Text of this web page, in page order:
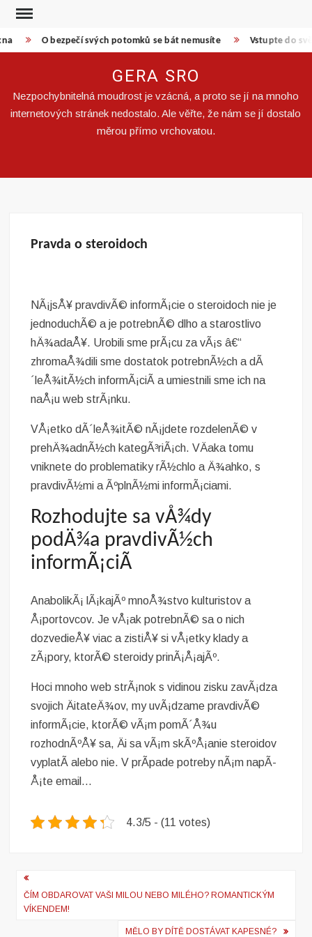
Skip
content
O bezpečí svých potomků se bát nemusíte Vstupte do
GERA SRO
Nezpochybnitelná moudrost je vzácná, a proto se jí na mnoho
internetových stránek nedostalo. Ale věřte, že nám se jí dostalo
měrou přímo vrchovatou.
Pravda o steroidoch
NÃ¡jsÅ¥ pravdivÃ© informÃ¡cie o steroidoch nie je
jednoduchÃ© a je potrebnÃ© dlho a starostlivo
hÄ¾adaÅ¥. Urobili sme prÃ¡cu za vÃ¡s â€“
zhromaÅ¾dili sme dostatok potrebnÃ½ch a dÃ
´leÅ¾itÃ½ch informÃ¡ciÃ­ a umiestnili sme ich na
naÅ¡u web strÃ¡nku.
VÅ¡etko dÃ´leÅ¾itÃ© nÃ¡jdete rozdelenÃ© v
prehÄ¾adnÃ½ch kategÃ³riÃ¡ch. VÄaka tomu
vniknete do problematiky rÃ½chlo a Ä¾ahko, s
pravdivÃ½mi a ÃºplnÃ½mi informÃ¡ciami.
Rozhodujte sa vÅ¾dy
podÄ¾a pravdivÃ½ch
informÃ¡ciÃ­
AnabolikÃ¡ lÃ¡kajÃº mnoÅ¾stvo kulturistov a
Å¡portovcov. Je vÅ¡ak potrebnÃ© sa o nich
dozvedieÅ¥ viac a zistiÅ¥ si vÅ¡etky klady a
zÃ¡pory, ktorÃ©steroidyprinÃ¡Å¡ajÃº.
Hoci mnoho web strÃ¡nok s vidinou zisku zavÃ¡dza
svojich ÄitateÄ¾ov, my uvÃ¡dzame pravdivÃ©
informÃ¡cie, ktorÃ© vÃ¡m pomÃ´Å¾u
rozhodnÃºÅ¥ sa, Äi sa vÃ¡m skÃºÅ¡anie steroidov
vyplatÃ­ alebo nie. V prÃ­pade potreby nÃ¡m napÃ­
Å¡te email…
4.3/5 - (11 votes)
Navigace
pro
ČÍM OBDAROVAT VAŠI MILOU NEBO MILÉHO? ROMANTICKÝM
VÍKENDEM!
MĚLO BY DÍTĚ DOSTÁVAT KAPESNÉ?